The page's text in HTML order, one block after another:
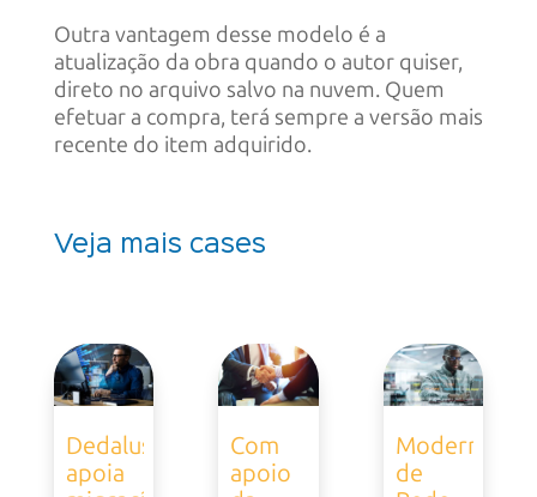
Outra vantagem desse modelo é a
atualização da obra quando o autor quiser,
direto no arquivo salvo na nuvem. Quem
efetuar a compra, terá sempre a versão mais
recente do item adquirido.
Veja mais cases
Dedalus
apoia
Com
apoio
de